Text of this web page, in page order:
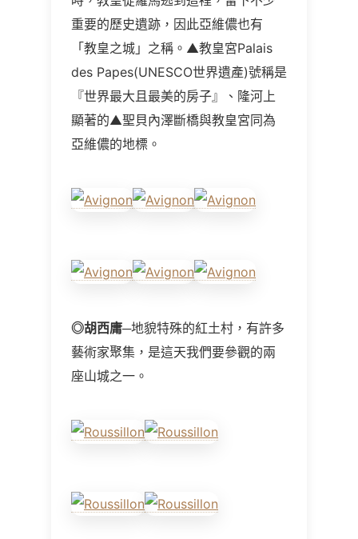
重要的歷史遺跡，因此亞維儂也有
「教皇之城」之稱。▲教皇宮Palais
des Papes(UNESCO世界遺產)號稱是
『世界最大且最美的房子』、隆河上
顯著的▲聖貝內澤斷橋與教皇宮同為
亞維儂的地標。
◎胡西庸─地貌特殊的紅土村，有許多
藝術家聚集，是這天我們要參觀的兩
座山城之一。